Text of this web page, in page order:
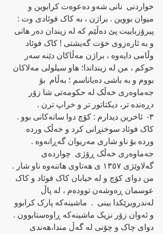
خواردنی  نانی شه‌و ده‌عوه‌ت کرابوین و
میوان بووین . براژن ، به‌ کاک فوئادی وت :
پیرۆزباییت پێ ده‌ڵێم که‌ له‌ زیندان ده‌ر هاتی
و به‌ ئاره‌زوی خۆت گه‌یشتی ! کاک فوئاد
وڵامی دایه‌وه‌ ، براژن مه‌ڵاکان دێنه‌ سه‌ر
حوکم ، من له‌ زینداندا؛ هاو سیلولی مه‌لاکان
بووم و به‌ باشی ده‌یاناسم ؛ به‌ڵام  بۆ
جه‌ماوه‌ری خه‌ڵک له‌ حکومه‌تی شا زۆر
دڕه‌نده‌ تر، دیکتاتور تر و خراپ ترن .
٣-  ئاخرین دیدارم : کۆچ دوا ساته‌کانی بوو .
ورده‌ بۆ ناو شاری مه‌ریوان گه‌ڕانه‌وه‌ .
جه‌ماوه‌ری خه‌ڵک ڕۆژی  چوارده‌ی
گه‌لاوێژی ١٣٥٧ ی هه‌تاوی هاتنه‌وه‌ ناو شار .
من دوای کۆچ و له‌ خیابان کاک فوئاد و کاک
عوسمان ڕه‌وشه‌ن تووده‌م ، له‌ پاڵ
له‌ندرویرێکدا بینی  .  ماشینه‌که‌ پارک کرابوو
و ئه‌وان زۆر نزیک ماشینه‌که‌ ڕاوه‌ستابوون .
دوای چاک و چۆنی له‌ گه‌ڵ مندا،هه‌ندی